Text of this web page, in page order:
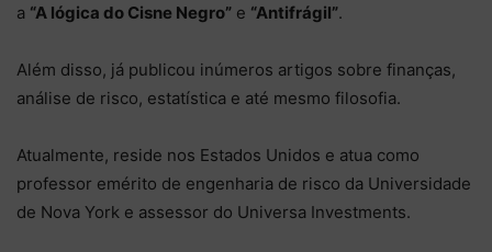
a “A lógica do Cisne Negro” e “Antifrágil”.
Além disso, já publicou inúmeros artigos sobre finanças,
análise de risco, estatística e até mesmo filosofia.
Atualmente, reside nos Estados Unidos e atua como
professor emérito de engenharia de risco da Universidade
de Nova York e assessor do Universa Investments.